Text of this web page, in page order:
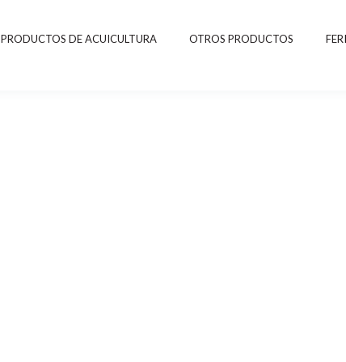
PRODUCTOS DE ACUICULTURA OTROS PRODUCTOS